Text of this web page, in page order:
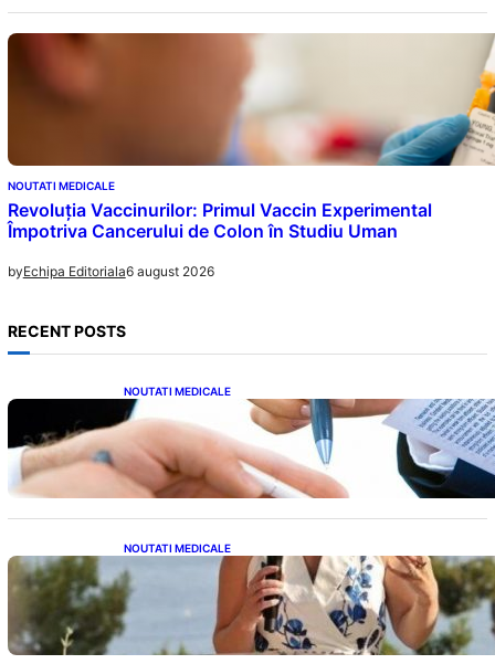
NOUTATI MEDICALE
Revoluția Vaccinurilor: Primul Vaccin Experimental
Împotriva Cancerului de Colon în Studiu Uman
byEchipa Editoriala6 august 2026
RECENT POSTS
NOUTATI MEDICALE
Acordul României cu Banca Mondială: O
Analiză Detaliată a Împrumutului și
Condițiilor Impuse
NOUTATI MEDICALE
Nașterea prințesei Eugenie la Lisabona: O
alegere plină de semnificație pentru familia
regală britanică